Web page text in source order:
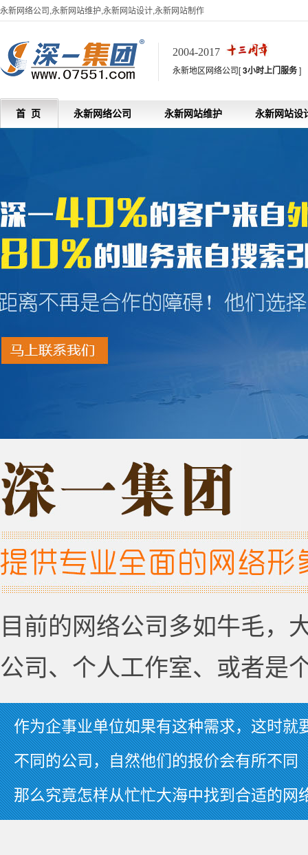
永新网络公司,永新网站维护,永新网站设计,永新网站制作
2004-2017
永新地区网络公司[3小时上门服务]
首 页 永新网络公司 永新网站维护 永新网站设
目前的网络公司多如牛毛，
公司、个人工作室、或者是
作为企事业单位如果有这种需求，这时就
不同的公司，自然他们的报价会有所不同
那么究竟怎样从忙忙大海中找到合适的网